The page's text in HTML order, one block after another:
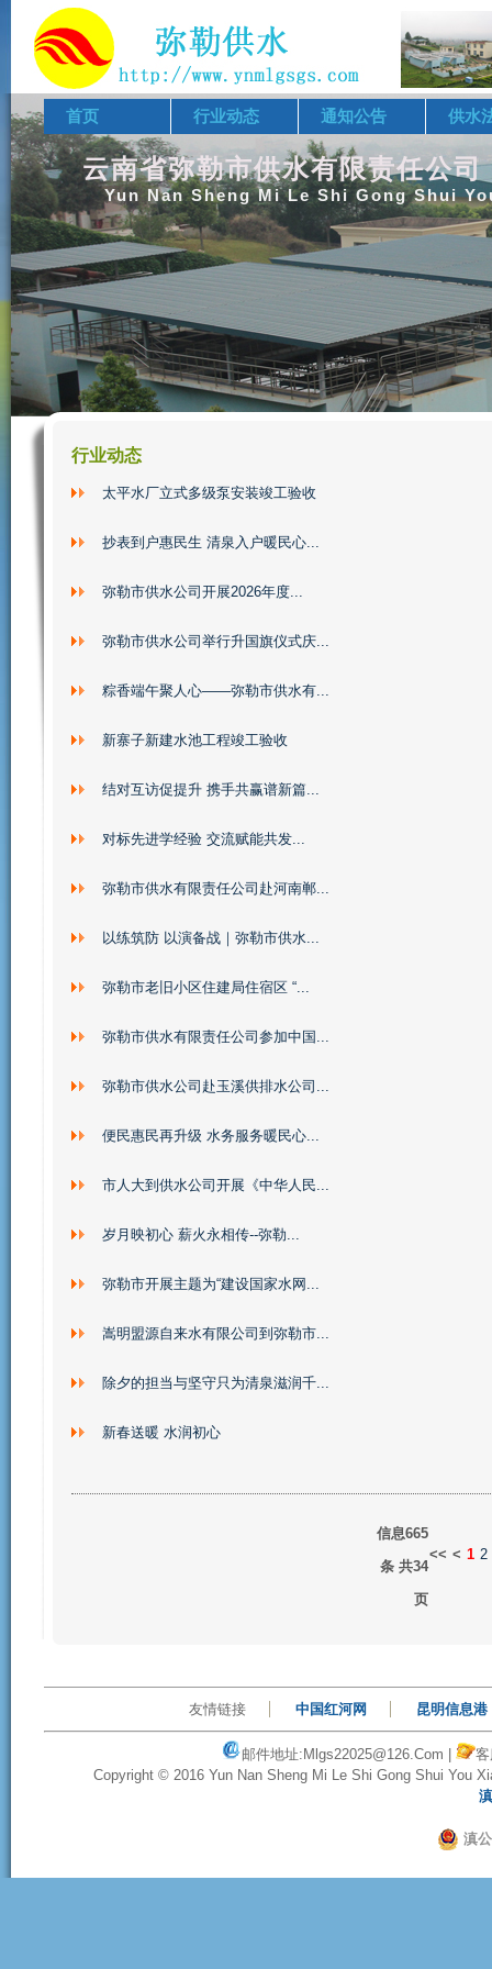
首页 行业动态 通知公告 供水
云南省弥勒市供水有限责任公司
Yun Nan Sheng Mi Le Shi Gong Shui
行业动态
太平水厂立式多级泵安装竣工验收
抄表到户惠民生 清泉入户暖民心...
弥勒市供水公司开展2026年度...
弥勒市供水公司举行升国旗仪式庆...
粽香端午聚人心——弥勒市供水有...
新寨子新建水池工程竣工验收
结对互访促提升 携手共赢谱新篇...
对标先进学经验 交流赋能共发...
弥勒市供水有限责任公司赴河南郸...
以练筑防 以演备战｜弥勒市供水...
弥勒市老旧小区住建局住宿区 “...
弥勒市供水有限责任公司参加中国...
弥勒市供水公司赴玉溪供排水公司...
便民惠民再升级 水务服务暖民心...
市人大到供水公司开展《中华人民...
岁月映初心 薪火永相传--弥勒...
弥勒市开展主题为“建设国家水网...
嵩明盟源自来水有限公司到弥勒市...
除夕的担当与坚守只为清泉滋润千...
新春送暖 水润初心
信息665
条 共34
页
<< < 1 2
友情链接 中国红河网 昆明信息港
邮件地址:Mlgs22025@126.com |
Copyright © 2016Yun Nan Sheng Mi Le Shi Gong Shui You
滇